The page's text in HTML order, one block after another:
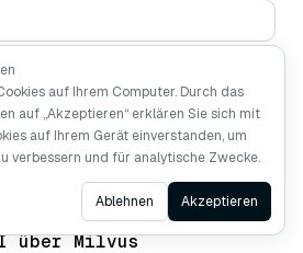
über Milvus
Ask AI
auf Ihrem Computer. Durch das
auf „Akzeptieren“ erklären Sie sich mit
auf Ihrem Gerät einverstanden, um
verbessern und für analytische Zwecke.
Ablehnen Akzeptieren